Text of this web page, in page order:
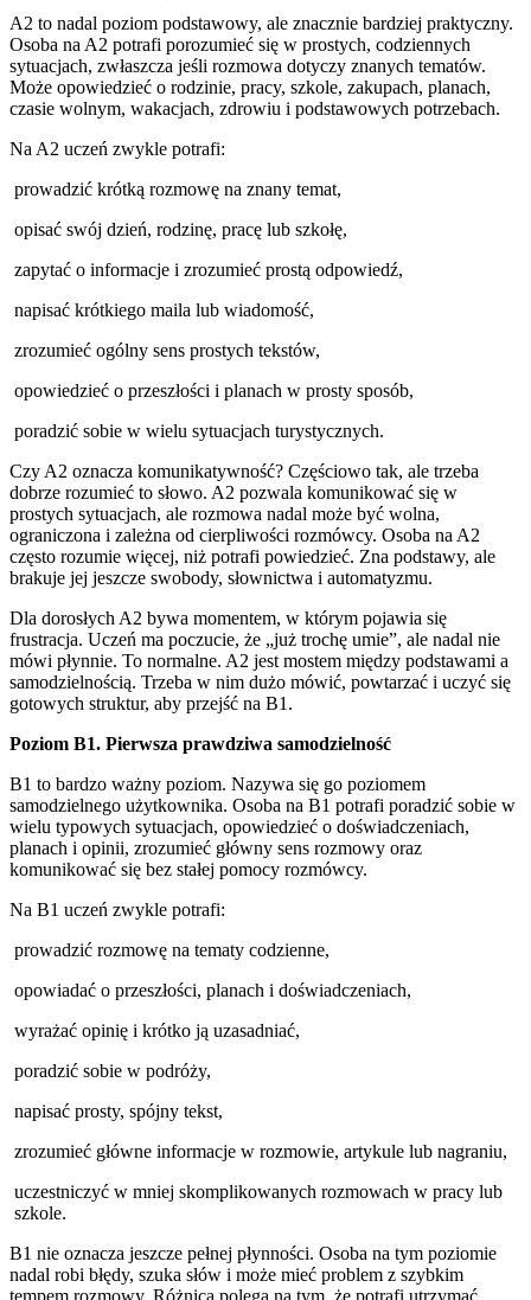
A2 to nadal poziom podstawowy, ale znacznie bardziej praktyczny.
Osoba na A2 potrafi porozumieć się w prostych, codziennych
sytuacjach, zwłaszcza jeśli rozmowa dotyczy znanych tematów.
Może opowiedzieć o rodzinie, pracy, szkole, zakupach, planach,
czasie wolnym, wakacjach, zdrowiu i podstawowych potrzebach.
Na A2 uczeń zwykle potrafi:
prowadzić krótką rozmowę na znany temat,
opisać swój dzień, rodzinę, pracę lub szkołę,
zapytać o informacje i zrozumieć prostą odpowiedź,
napisać krótkiego maila lub wiadomość,
zrozumieć ogólny sens prostych tekstów,
opowiedzieć o przeszłości i planach w prosty sposób,
poradzić sobie w wielu sytuacjach turystycznych.
Czy A2 oznacza komunikatywność? Częściowo tak, ale trzeba
dobrze rozumieć to słowo. A2 pozwala komunikować się w
prostych sytuacjach, ale rozmowa nadal może być wolna,
ograniczona i zależna od cierpliwości rozmówcy. Osoba na A2
często rozumie więcej, niż potrafi powiedzieć. Zna podstawy, ale
brakuje jej jeszcze swobody, słownictwa i automatyzmu.
Dla dorosłych A2 bywa momentem, w którym pojawia się
frustracja. Uczeń ma poczucie, że „już trochę umie”, ale nadal nie
mówi płynnie. To normalne. A2 jest mostem między podstawami a
samodzielnością. Trzeba w nim dużo mówić, powtarzać i uczyć się
gotowych struktur, aby przejść na B1.
Poziom B1. Pierwsza prawdziwa samodzielność
B1 to bardzo ważny poziom. Nazywa się go poziomem
samodzielnego użytkownika. Osoba na B1 potrafi poradzić sobie w
wielu typowych sytuacjach, opowiedzieć o doświadczeniach,
planach i opinii, zrozumieć główny sens rozmowy oraz
komunikować się bez stałej pomocy rozmówcy.
Na B1 uczeń zwykle potrafi:
prowadzić rozmowę na tematy codzienne,
opowiadać o przeszłości, planach i doświadczeniach,
wyrażać opinię i krótko ją uzasadniać,
poradzić sobie w podróży,
napisać prosty, spójny tekst,
zrozumieć główne informacje w rozmowie, artykule lub nagraniu,
uczestniczyć w mniej skomplikowanych rozmowach w pracy lub
szkole.
B1 nie oznacza jeszcze pełnej płynności. Osoba na tym poziomie
nadal robi błędy, szuka słów i może mieć problem z szybkim
tempem rozmowy. Różnica polega na tym, że potrafi utrzymać